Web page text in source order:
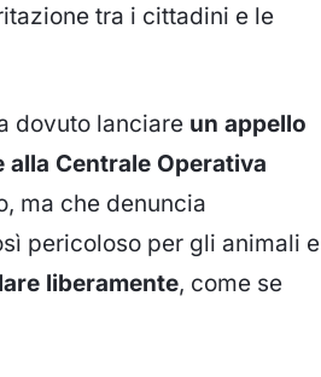
tra i cittadini e le
dovuto lanciare un appello
Centrale Operativa
ma che denuncia
pericoloso per gli animali e
liberamente, come se